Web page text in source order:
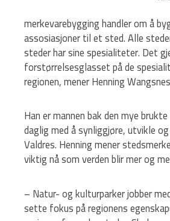
merkevarebygging handler om å
assosiasjoner til et sted. Alle
steder har sine spesialiteter. Det
forstørrelsesglasset på de
regionen, mener Henning
Han er mannen bak den mye
daglig med å synliggjøre, utvikle
Valdres. Henning mener
viktig nå som verden blir mer og
– Natur- og kulturparker jobber
sette fokus på regionens